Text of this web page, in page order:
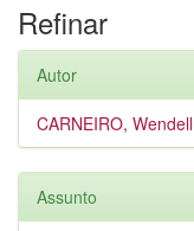
Refinar
Autor
CARNEIRO,
Assunto